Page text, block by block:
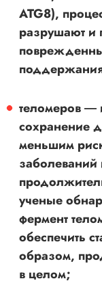
ATG8),
разрушают и
теломеров ―
сохранение
меньшим
ученые
фермент
обеспечить
образом,
в целом;